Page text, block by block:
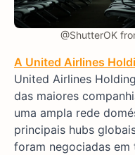
@ShutterOK
A United Airlines
United Airlines
das maiores
uma ampla rede
principais hubs
foram negociadas em